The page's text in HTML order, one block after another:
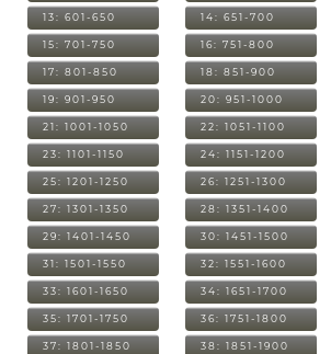
13: 601-650 14: 651-700
15: 701-750 16: 751-800
17: 801-850 18: 851-900
19: 901-950 20: 951-1000
21: 1001-1050 22: 1051-1100
23: 1101-1150 24: 1151-1200
25: 1201-1250 26: 1251-1300
27: 1301-1350 28: 1351-1400
29: 1401-1450 30: 1451-1500
31: 1501-1550 32: 1551-1600
33: 1601-1650 34: 1651-1700
35: 1701-1750 36: 1751-1800
37: 1801-1850 38: 1851-1900